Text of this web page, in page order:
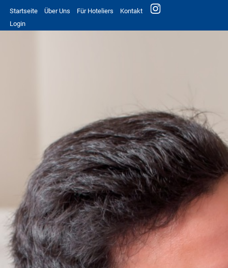
Startseite Über Uns Für Hoteliers
Kontakt
Login